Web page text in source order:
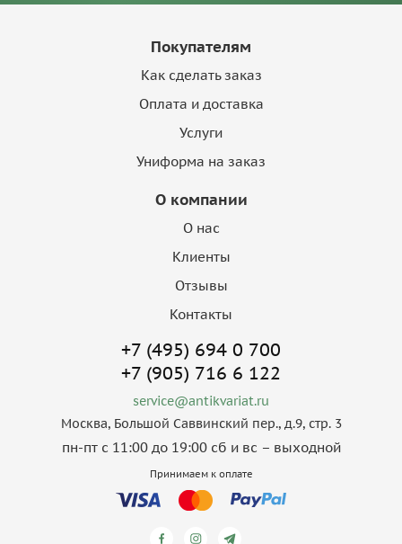
Покупателям
Как сделать заказ
Оплата и доставка
Услуги
Униформа на заказ
О компании
О нас
Клиенты
Отзывы
Контакты
+7 (495) 694 0 700
+7 (905) 716 6 122
service@antikvariat.ru
Москва, Большой Саввинский пер., д.9, стр. 3
пн-пт с 11:00 до 19:00 сб и вс – выходной
Принимаем к оплате